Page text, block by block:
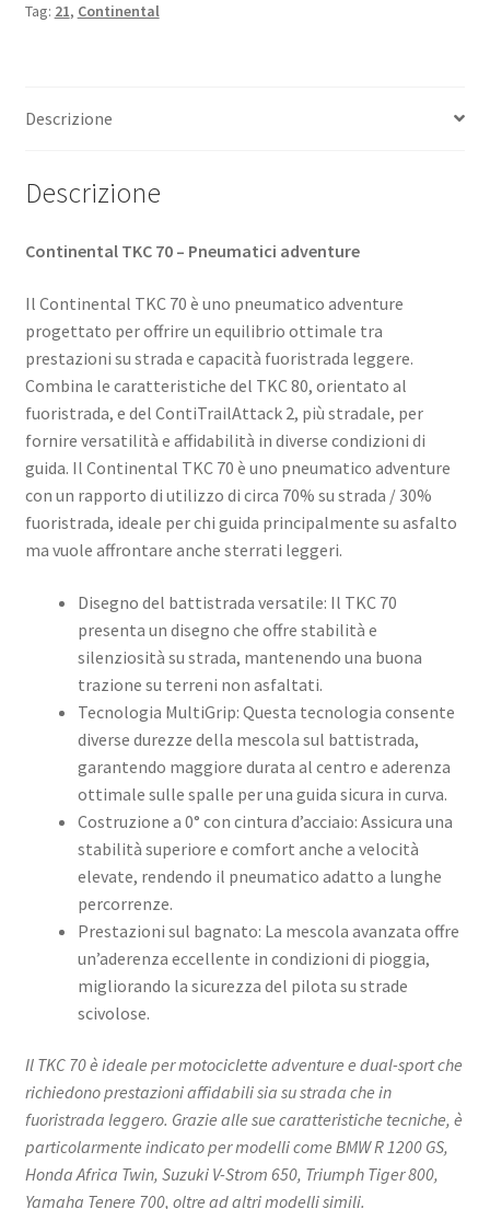
Tag: 21, Continental
Descrizione
Descrizione
Continental TKC 70 – Pneumatici adventure
Il Continental TKC 70 è uno pneumatico adventure
progettato per offrire un equilibrio ottimale tra
prestazioni su strada e capacità fuoristrada leggere.
Combina le caratteristiche del TKC 80, orientato al
fuoristrada, e del ContiTrailAttack 2, più stradale, per
fornire versatilità e affidabilità in diverse condizioni di
guida. ​Il Continental TKC 70 è uno pneumatico adventure
con un rapporto di utilizzo di circa 70% su strada / 30%
fuoristrada, ideale per chi guida principalmente su asfalto
ma vuole affrontare anche sterrati leggeri.
Disegno del battistrada versatile: Il TKC 70
presenta un disegno che offre stabilità e
silenziosità su strada, mantenendo una buona
trazione su terreni non asfaltati. ​
Tecnologia MultiGrip: Questa tecnologia consente
diverse durezze della mescola sul battistrada,
garantendo maggiore durata al centro e aderenza
ottimale sulle spalle per una guida sicura in curva. ​
Costruzione a 0° con cintura d’acciaio: Assicura una
stabilità superiore e comfort anche a velocità
elevate, rendendo il pneumatico adatto a lunghe
percorrenze. ​
Prestazioni sul bagnato: La mescola avanzata offre
un’aderenza eccellente in condizioni di pioggia,
migliorando la sicurezza del pilota su strade
scivolose. ​
Il TKC 70 è ideale per motociclette adventure e dual-sport che
richiedono prestazioni affidabili sia su strada che in
fuoristrada leggero. Grazie alle sue caratteristiche tecniche, è
particolarmente indicato per modelli come BMW R 1200 GS,
Honda Africa Twin, Suzuki V-Strom 650, Triumph Tiger 800,
Yamaha Tenere 700, oltre ad altri modelli simili.